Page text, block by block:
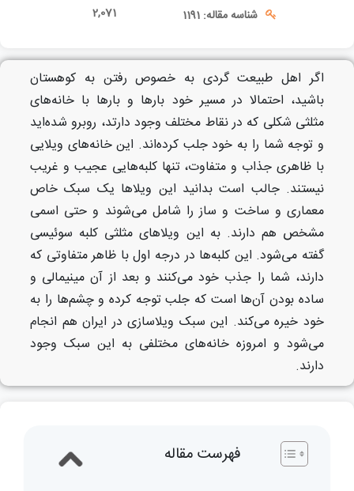
شناسه مقاله: 1191
2,071
اگر اهل طبیعت گردی به خصوص رفتن به کوهستان
باشید، احتمالا در مسیر خود بارها و بارها با خانه‌های
مثلثی شکلی که در نقاط مختلف وجود دارتد، روبرو شده‌اید
و توجه شما را به خود جلب‌ کرده‌اند. این خانه‌های ویلایی
با ظاهری جذاب و متفاوت، تنها کلبه‌هایی عجیب و غریب
نیستند. جالب است بدانید این ویلاها یک سبک خاص
معماری و ساخت و ساز را شامل می‌شوند و حتی اسمی
مشخص هم دارند. به این ویلاهای مثلثی کلبه سوئیسی
گفته می‌شود. این کلبه‌ها در درجه اول با ظاهر متفاوتی که
دارند، شما را جذب خود می‌کنند و بعد از آن مینیمالی و
ساده بودن آن‌ها است که جلب توجه کرده و چشم‌ها را به
خود خیره می‌کند. این سبک ویلاسازی در ایران هم انجام
می‌شود و امروزه خانه‌های مختلفی به این سبک وجود
دارند.
فهرست مقاله